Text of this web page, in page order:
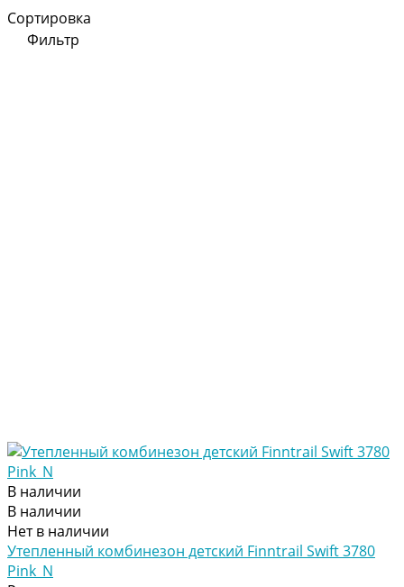
Сортировка
Фильтр
В наличии
В наличии
Нет в наличии
Утепленный комбинезон детский Finntrail Swift 3780
Pink_N